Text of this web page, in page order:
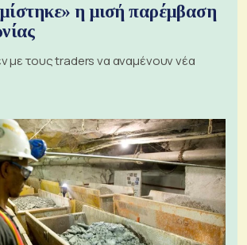
η μισή παρέμβαση
με τους traders να αναμένουν νέα